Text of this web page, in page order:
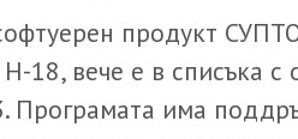
продукт
18, вече е в списъка
Програмата има